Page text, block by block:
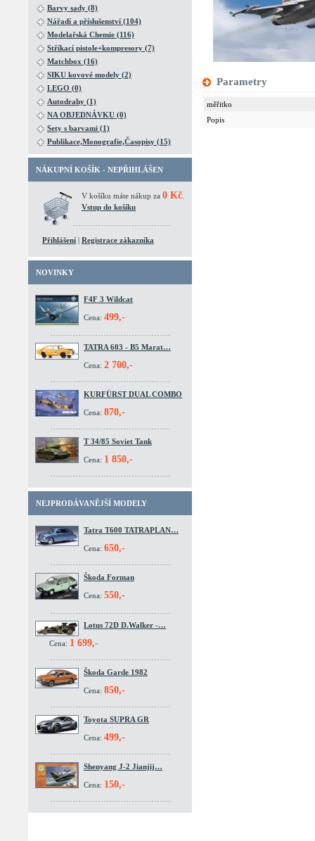
Barvy sady (8)
Nářadí a příslušenství (104)
Modelařská Chemie (116)
Stříkací pistole+kompresory (7)
Matchbox (16)
SIKU kovové modely (2)
LEGO (0)
Autodrahy (1)
NA OBJEDNÁVKU (0)
Sety s barvami (1)
Publikace,Monografie,Časopisy (15)
NÁKUPNÍ KOŠÍK - NEPŘIHLÁŠEN
V košíku máte nákup za 0 Kč
Vstup do košíku
Přihlášení | Registrace zákazníka
NOVINKY
F4F 3 Wildcat
Cena: 499,-
TATRA 603 - B5 Marat…
Cena: 2 700,-
KURFÜRST DUAL COMBO
Cena: 870,-
T 34/85 Soviet Tank
Cena: 1 850,-
NEJPRODÁVANĚJŠÍ MODELY
Tatra T600 TATRAPLAN…
Cena: 650,-
Škoda Forman
Cena: 550,-
Lotus 72D D.Walker -…
Cena: 1 699,-
Škoda Garde 1982
Cena: 850,-
Toyota SUPRA GR
Cena: 499,-
Shenyang J-2 Jianjij…
Cena: 150,-
Parametry
měřitko
Popis